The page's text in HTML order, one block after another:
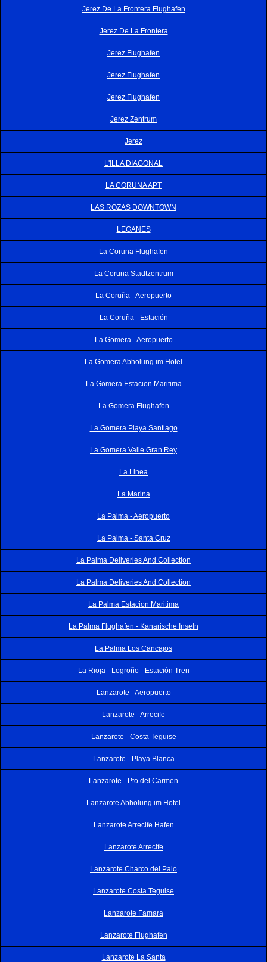
Jerez De La Frontera Flughafen
Jerez De La Frontera
Jerez Flughafen
Jerez Flughafen
Jerez Flughafen
Jerez Zentrum
Jerez
L'ILLA DIAGONAL
LA CORUNA APT
LAS ROZAS DOWNTOWN
LEGANES
La Coruna Flughafen
La Coruna Stadtzentrum
La Coruña - Aeropuerto
La Coruña - Estación
La Gomera - Aeropuerto
La Gomera Abholung im Hotel
La Gomera Estacion Maritima
La Gomera Flughafen
La Gomera Playa Santiago
La Gomera Valle Gran Rey
La Linea
La Marina
La Palma - Aeropuerto
La Palma - Santa Cruz
La Palma Deliveries And Collection
La Palma Deliveries And Collection
La Palma Estacion Maritima
La Palma Flughafen - Kanarische Inseln
La Palma Los Cancajos
La Rioja - Logroño - Estación Tren
Lanzarote - Aeropuerto
Lanzarote - Arrecife
Lanzarote - Costa Teguise
Lanzarote - Playa Blanca
Lanzarote - Pto.del Carmen
Lanzarote Abholung im Hotel
Lanzarote Arrecife Hafen
Lanzarote Arrecife
Lanzarote Charco del Palo
Lanzarote Costa Teguise
Lanzarote Famara
Lanzarote Flughafen
Lanzarote La Santa